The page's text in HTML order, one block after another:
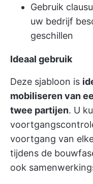
Gebruik
uw bedrijf
geschillen
Ideaal gebruik
Deze sjabloon is
mobiliseren van
twee partijen. U
voortgang van
tijdens de
ook